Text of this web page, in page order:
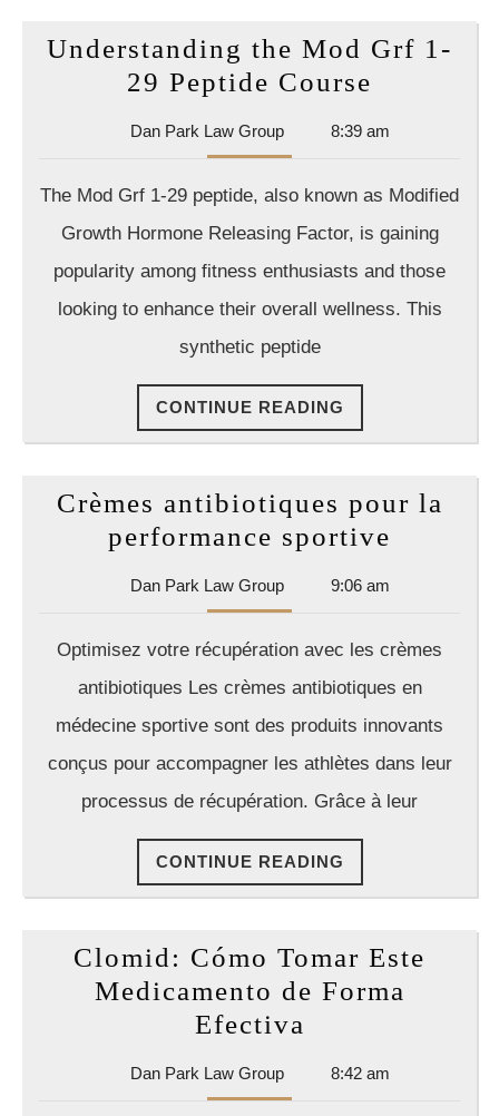
Understanding the Mod Grf 1-
29 Peptide Course
Mod
Grf
29
Peptide
Course
Dan Park Law GroupDan
Park
Group
8:39 am
The Mod Grf 1-29 peptide, also known as Modified
Growth Hormone Releasing Factor, is gaining
popularity among fitness enthusiasts and those
looking to enhance their overall wellness. This
synthetic peptide
CONTINUE READING
READING
Crèmes antibiotiques pour la
performance sportive
la
sportive
Dan Park Law GroupDan
Park
Group
9:06 am
Optimisez votre récupération avec les crèmes
antibiotiques Les crèmes antibiotiques en
médecine sportive sont des produits innovants
conçus pour accompagner les athlètes dans leur
processus de récupération. Grâce à leur
CONTINUE READING
READING
Clomid: Cómo Tomar Este
Medicamento de Forma
Efectiva
Tomar
Dan Park Law GroupDan
Park
8:42 am